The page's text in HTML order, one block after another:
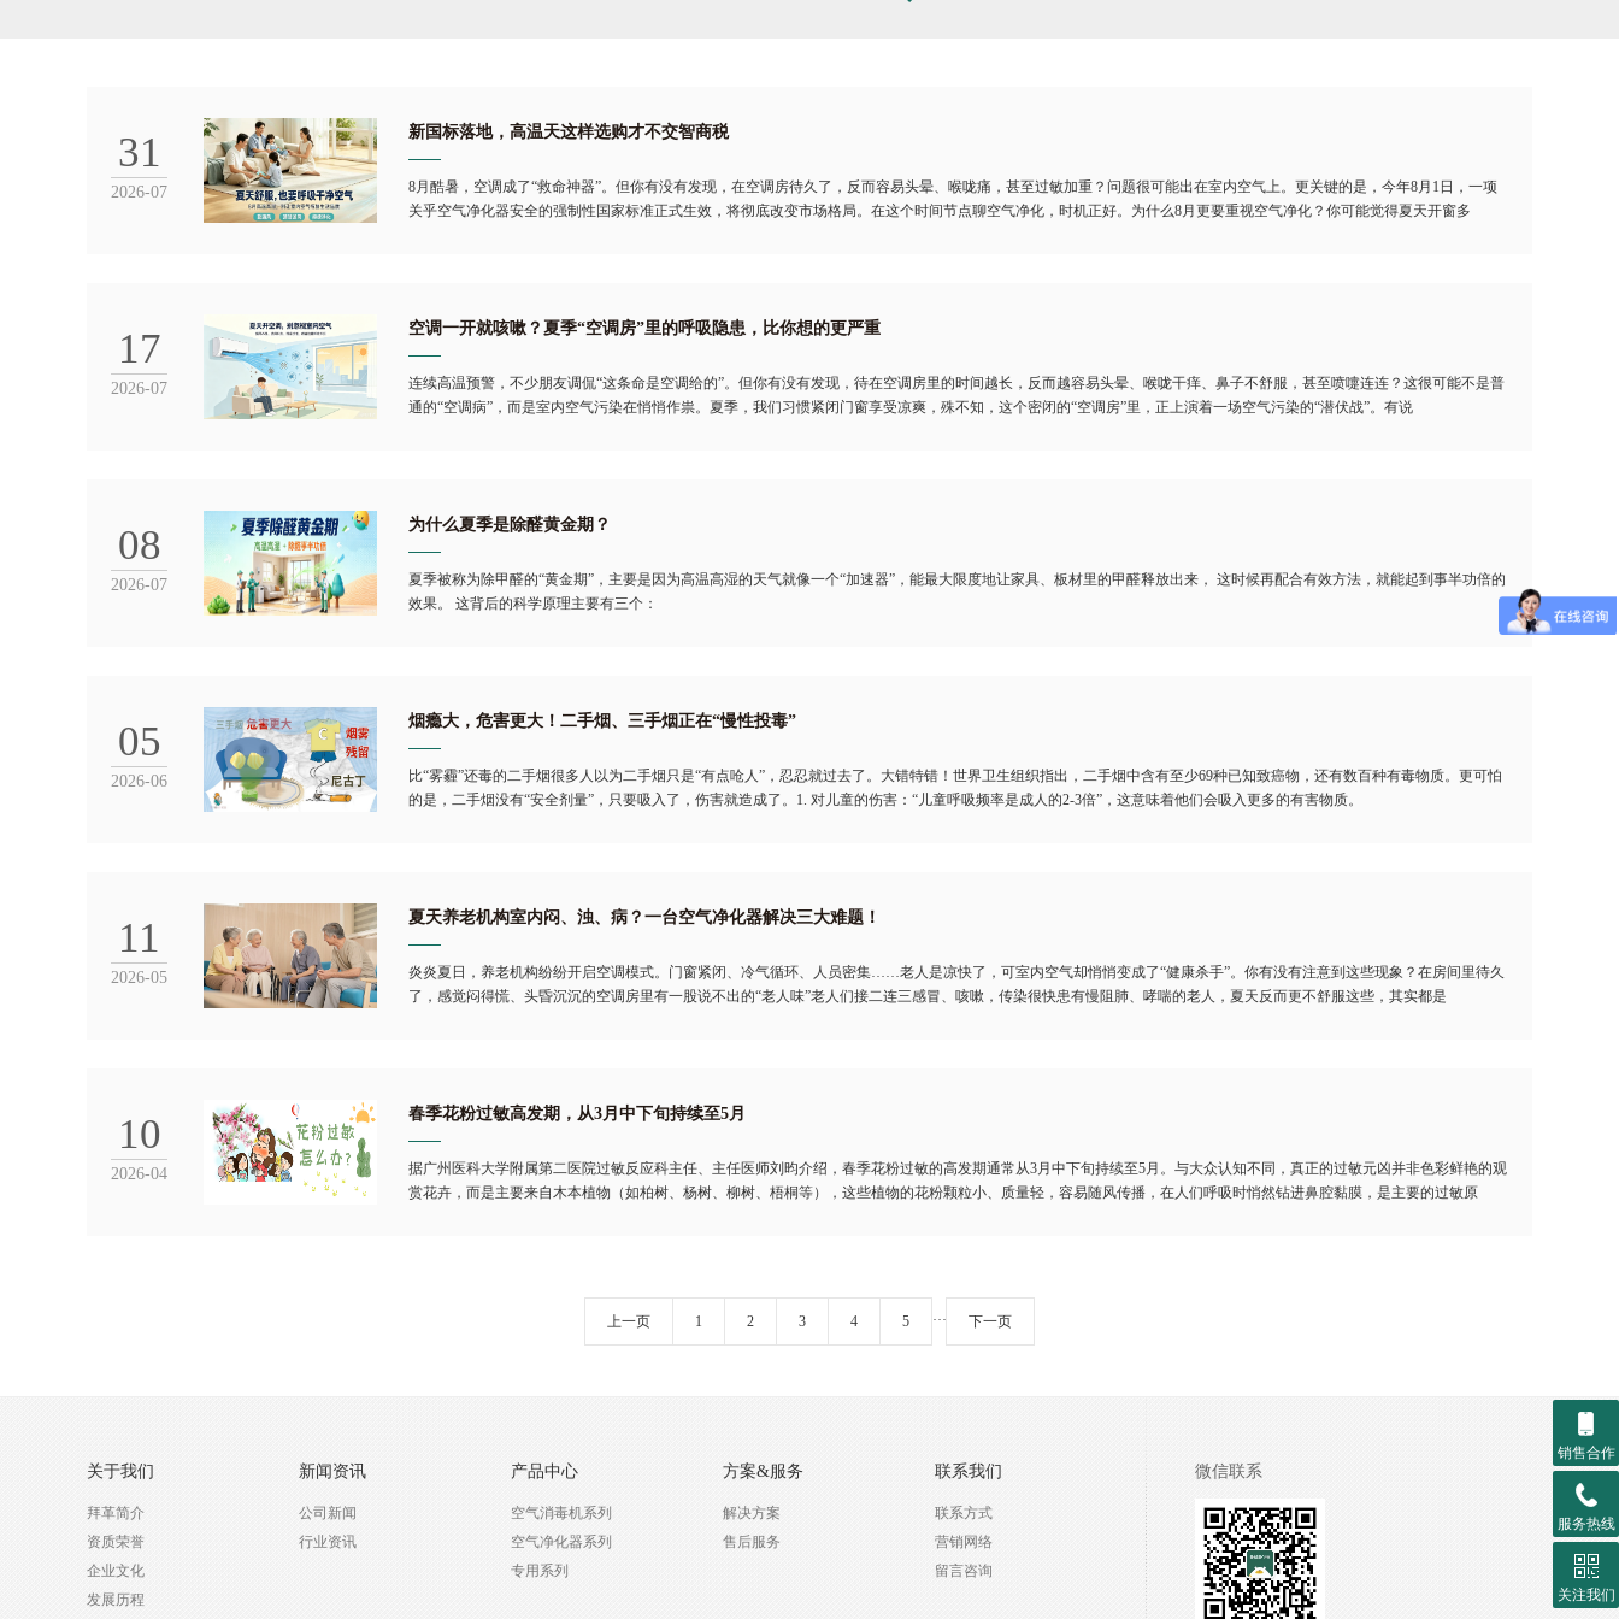
31
2026-07
​新国标落地，高温天这样选购才不交智商税
8月酷暑，空调成了“救命神器”。但你有没有发现，在空调房待久了，反而容易头晕、喉咙痛，甚至过敏加重？问题很可能出在室内空气上。更关键的是，今年8月1日，一项
关乎空气净化器安全的强制性国家标准正式生效，将彻底改变市场格局。在这个时间节点聊空气净化，时机正好。为什么8月更要重视空气净化？你可能觉得夏天开窗多
17
2026-07
空调一开就咳嗽？夏季“空调房”里的呼吸隐患，比你想的更严重
连续高温预警，不少朋友调侃“这条命是空调给的”。但你有没有发现，待在空调房里的时间越长，反而越容易头晕、喉咙干痒、鼻子不舒服，甚至喷嚏连连？这很可能不是普
通的“空调病”，而是室内空气污染在悄悄作祟。夏季，我们习惯紧闭门窗享受凉爽，殊不知，这个密闭的“空调房”里，正上演着一场空气污染的“潜伏战”。有说
08
2026-07
为什么夏季是除醛黄金期？
夏季被称为除甲醛的“黄金期”，主要是因为高温高湿的天气就像一个“加速器”，能最大限度地让家具、板材里的甲醛释放出来， 这时候再配合有效方法，就能起到事半功倍的
效果。 这背后的科学原理主要有三个：
05
2026-06
烟瘾大，危害更大！二手烟、三手烟正在“慢性投毒”
比“雾霾”还毒的二手烟很多人以为二手烟只是“有点呛人”，忍忍就过去了。大错特错！世界卫生组织指出，二手烟中含有至少69种已知致癌物，还有数百种有毒物质。更可怕
的是，二手烟没有“安全剂量”，只要吸入了，伤害就造成了。1. 对儿童的伤害：“儿童呼吸频率是成人的2-3倍”，这意味着他们会吸入更多的有害物质。
11
2026-05
夏天养老机构室内闷、浊、病？一台空气净化器解决三大难题！
炎炎夏日，养老机构纷纷开启空调模式。门窗紧闭、冷气循环、人员密集……老人是凉快了，可室内空气却悄悄变成了“健康杀手”。你有没有注意到这些现象？在房间里待久
了，感觉闷得慌、头昏沉沉的空调房里有一股说不出的“老人味”老人们接二连三感冒、咳嗽，传染很快患有慢阻肺、哮喘的老人，夏天反而更不舒服这些，其实都是
10
2026-04
春季花粉过敏高发期，从3月中下旬持续至5月
据广州医科大学附属第二医院过敏反应科主任、主任医师刘昀介绍，春季花粉过敏的高发期通常从3月中下旬持续至5月。与大众认知不同，真正的过敏元凶并非色彩鲜艳的观
赏花卉，而是主要来自木本植物（如柏树、杨树、柳树、梧桐等），这些植物的花粉颗粒小、质量轻，容易随风传播，在人们呼吸时悄然钻进鼻腔黏膜，是主要的过敏原
上一页 1 2 3 4 5 ··· 下一页
关于我们
拜革简介
资质荣誉
企业文化
发展历程
新闻资讯
公司新闻
行业资讯
产品中心
空气消毒机系列
空气净化器系列
专用系列
方案&服务
解决方案
售后服务
联系我们
联系方式
营销网络
留言咨询
微信联系
销售合作
服务热线
关注我们